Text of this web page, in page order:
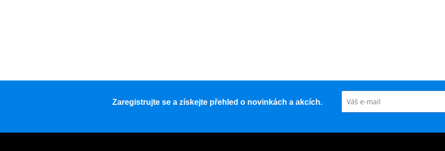
Zaregistrujte se a získejte přehled o novinkách a akcích.